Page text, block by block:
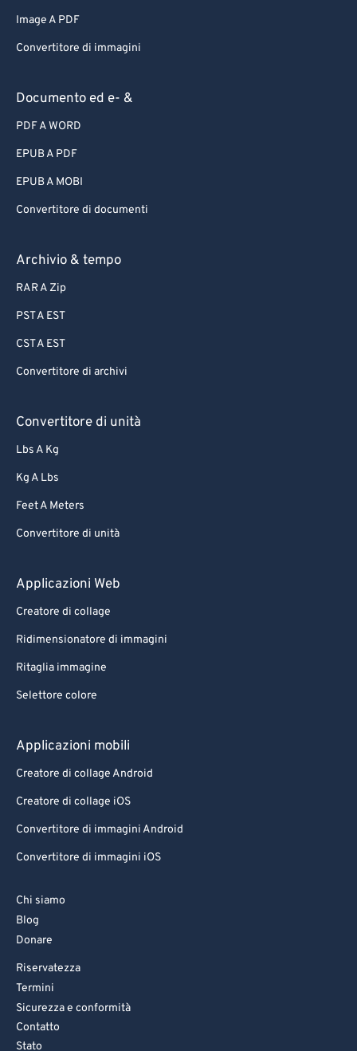
Image A PDF
Convertitore di immagini
Documento ed e- &
PDF A WORD
EPUB A PDF
EPUB A MOBI
Convertitore di documenti
Archivio & tempo
RAR A Zip
PST A EST
CST A EST
Convertitore di archivi
Convertitore di unità
Lbs A Kg
Kg A Lbs
Feet A Meters
Convertitore di unità
Applicazioni Web
Creatore di collage
Ridimensionatore di immagini
Ritaglia immagine
Selettore colore
Applicazioni mobili
Creatore di collage Android
Creatore di collage iOS
Convertitore di immagini Android
Convertitore di immagini iOS
Chi siamo
Blog
Donare
Riservatezza
Termini
Sicurezza e conformità
Contatto
Stato